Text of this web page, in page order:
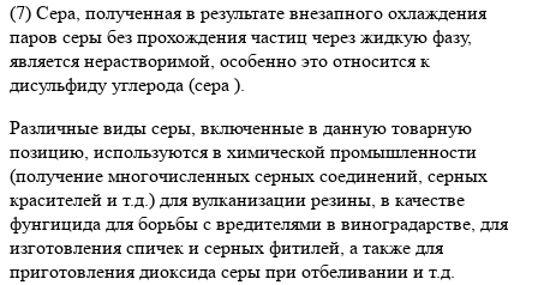
(7) Сера, полученная в результате внезапного охлаждения
паров серы без прохождения частиц через жидкую фазу,
является нерастворимой, особенно это относится к
дисульфиду углерода (сера ).
Различные виды серы, включенные в данную товарную
позицию, используются в химической промышленности
(получение многочисленных серных соединений, серных
красителей и т.д.) для вулканизации резины, в качестве
фунгицида для борьбы с вредителями в виноградарстве, для
изготовления спичек и серных фитилей, а также для
приготовления диоксида серы при отбеливании и т.д.